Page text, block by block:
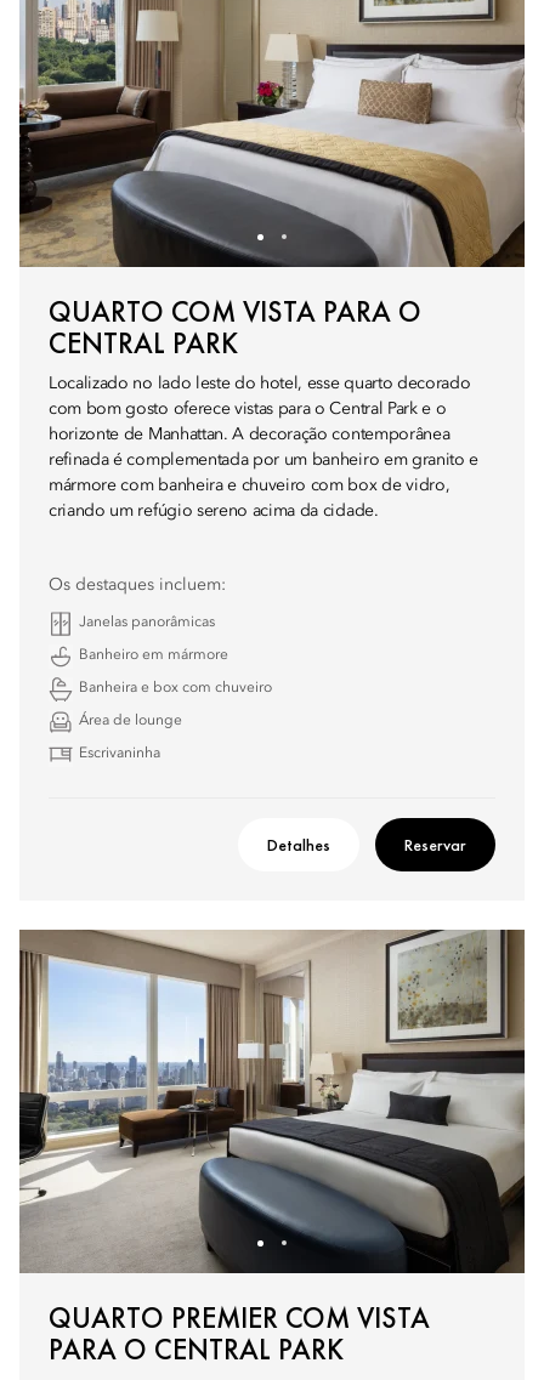
QUARTO COM VISTA PARA O
CENTRAL PARK
Localizado no lado leste do hotel, esse quarto decorado
com bom gosto oferece vistas para o Central Park e o
horizonte de Manhattan. A decoração contemporânea
refinada é complementada por um banheiro em granito e
mármore com banheira e chuveiro com box de vidro,
criando um refúgio sereno acima da cidade.
Os destaques incluem:
Janelas panorâmicas
Banheiro em mármore
Banheira e box com chuveiro
Área de lounge
Escrivaninha
Detalhes Reservar
QUARTO PREMIER COM VISTA
PARA O CENTRAL PARK